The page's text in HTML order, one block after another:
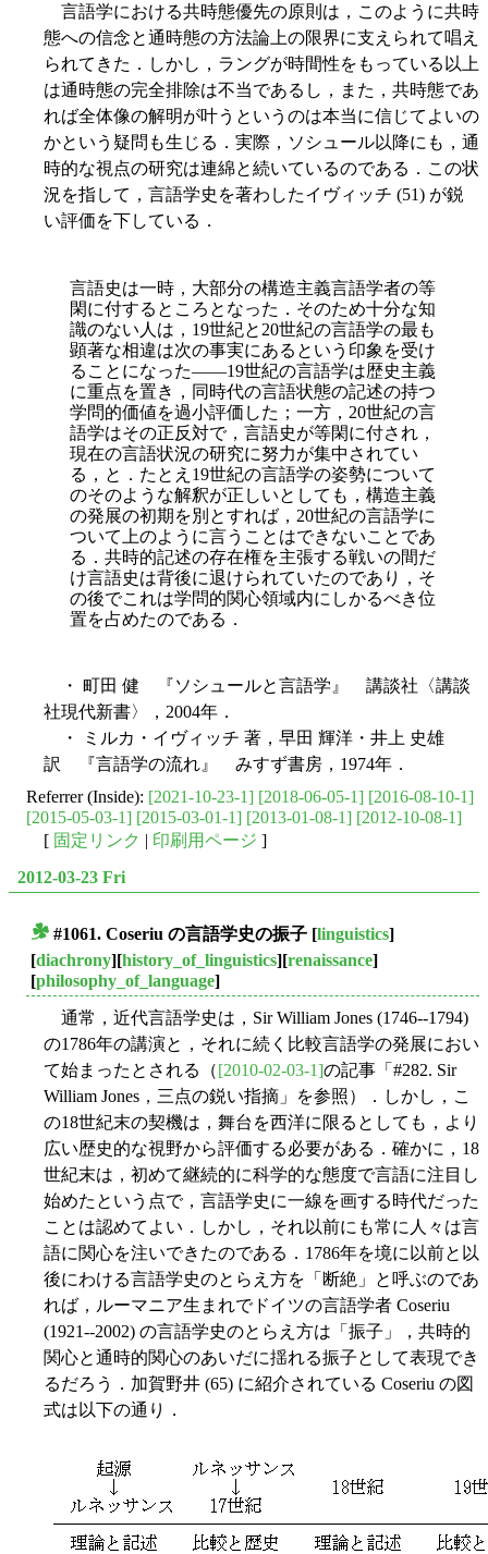
言語学における共時態優先の原則は，このように共時
態への信念と通時態の方法論上の限界に支えられて唱え
られてきた．しかし，ラングが時間性をもっている以上
は通時態の完全排除は不当であるし，また，共時態であ
れば全体像の解明が叶うというのは本当に信じてよいの
かという疑問も生じる．実際，ソシュール以降にも，通
時的な視点の研究は連綿と続いているのである．この状
況を指して，言語学史を著わしたイヴィッチ (51) が鋭
い評価を下している．
言語史は一時，大部分の構造主義言語学者の等
閑に付するところとなった．そのため十分な知
識のない人は，19世紀と20世紀の言語学の最も
顕著な相違は次の事実にあるという印象を受け
ることになった――19世紀の言語学は歴史主義
に重点を置き，同時代の言語状態の記述の持つ
学問的価値を過小評価した；一方，20世紀の言
語学はその正反対で，言語史が等閑に付され，
現在の言語状況の研究に努力が集中されてい
る，と．たとえ19世紀の言語学の姿勢について
のそのような解釈が正しいとしても，構造主義
の発展の初期を別とすれば，20世紀の言語学に
ついて上のように言うことはできないことであ
る．共時的記述の存在権を主張する戦いの間だ
け言語史は背後に退けられていたのであり，そ
の後でこれは学問的関心領域内にしかるべき位
置を占めたのである．
・ 町田 健 『ソシュールと言語学』 講談社〈講談
社現代新書〉，2004年．
・ ミルカ・イヴィッチ 著，早田 輝洋・井上 史雄
訳 『言語学の流れ』 みすず書房，1974年．
Referrer (Inside): [2021-10-23-1] [2018-06-05-1] [2016-08-10-1]
[2015-05-03-1] [2015-03-01-1] [2013-01-08-1] [2012-10-08-1]
[ 固定リンク | 印刷用ページ ]
2012-03-23 Fri
#1061. Coseriu の言語学史の振子 [linguistics]
[diachrony][history_of_linguistics][renaissance]
[philosophy_of_language]
通常，近代言語学史は，Sir William Jones (1746--1794)
の1786年の講演と，それに続く比較言語学の発展におい
て始まったとされる（ [2010-02-03-1]の記事「#282. Sir
William Jones，三点の鋭い指摘」を参照）．しかし，こ
の18世紀末の契機は，舞台を西洋に限るとしても，より
広い歴史的な視野から評価する必要がある．確かに，18
世紀末は，初めて継続的に科学的な態度で言語に注目し
始めたという点で，言語学史に一線を画する時代だった
ことは認めてよい．しかし，それ以前にも常に人々は言
語に関心を注いできたのである．1786年を境に以前と以
後にわける言語学史のとらえ方を「断絶」と呼ぶのであ
れば，ルーマニア生まれでドイツの言語学者 Coseriu
(1921--2002) の言語学史のとらえ方は「振子」，共時的
関心と通時的関心のあいだに揺れる振子として表現でき
るだろう．加賀野井 (65) に紹介されている Coseriu の図
式は以下の通り．